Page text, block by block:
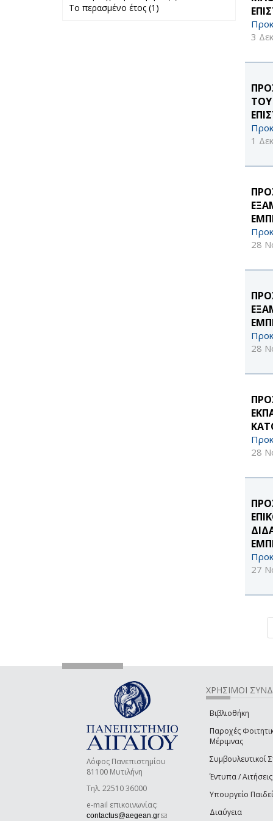
3
ΤΟΥ
1
28
28
28
27
Το περασμένο έτος (1)
Λόφος Πανεπιστημίου
81100 Μυτιλήνη
Τηλ. 22510 36000
e-mail επικοινωνίας:
contactus@aegean.gr(link sends e-mail)
ΧΡΗΣΙΜΟΙ
Βιβλιοθήκη
Παροχές
Μέριμνας
Συμβουλευτικοί
Έντυπα / Αιτήσεις
Υπουργείο
Διαύγεια